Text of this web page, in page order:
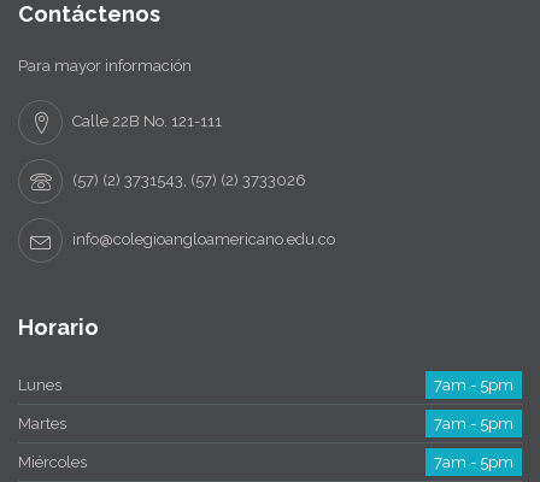
Contáctenos
Para mayor información
Calle 22B No. 121-111
(57) (2) 3731543, (57) (2) 3733026
info@colegioangloamericano.edu.co
Horario
Lunes 7am - 5pm
Martes 7am - 5pm
Miércoles 7am - 5pm